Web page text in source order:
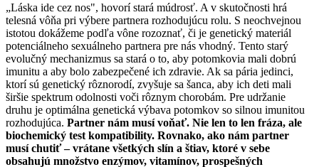
„Láska ide cez nos", hovorí stará múdrosť. A v skutočnosti hrá
telesná vôňa pri výbere partnera rozhodujúcu rolu. S neochvejnou
istotou dokážeme podľa vône rozoznať, či je genetický materiál
potenciálneho sexuálneho partnera pre nás vhodný. Tento starý
evolučný mechanizmus sa stará o to, aby potomkovia mali dobrú
imunitu a aby bolo zabezpečené ich zdravie. Ak sa pária jedinci,
ktorí sú genetický rôznorodí, zvyšuje sa šanca, aby ich deti mali
širšie spektrum odolnosti voči rôznym chorobám. Pre udržanie
druhu je optimálna genetická výbava potomkov so silnou imunitou
rozhodujúca. Partner nám musí voňať. Nie len to len fráza, ale
biochemický test kompatibility. Rovnako, ako nám partner
musí chutiť – vrátane všetkých slín a štiav, ktoré v sebe
obsahujú množstvo enzýmov, vitamínov, prospešných